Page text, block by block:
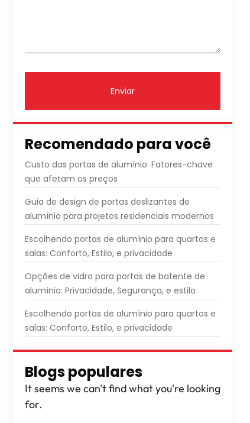
Enviar
Recomendado para você
Custo das portas de alumínio: Fatores-chave
que afetam os preços
Guia de design de portas deslizantes de
alumínio para projetos residenciais modernos
Escolhendo portas de alumínio para quartos e
salas: Conforto, Estilo, e privacidade
Opções de vidro para portas de batente de
alumínio: Privacidade, Segurança, e estilo
Escolhendo portas de alumínio para quartos e
salas: Conforto, Estilo, e privacidade
Blogs populares
It seems we can't find what you're looking
for.